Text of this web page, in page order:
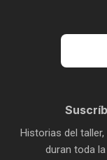
Historias del
duran toda